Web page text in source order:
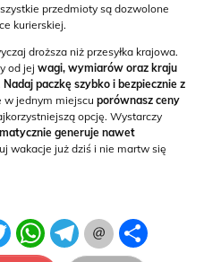
przedmioty są dozwolone
kurierskiej.
droższa niż przesyłka krajowa.
od jej wagi, wymiarów oraz kraju
Nadaj paczkę szybko i bezpiecznie z
w jednym miejscu porównasz ceny
opcję. Wystarczy
generuje nawet
wakacje już dziś i nie martw się
Twitter WhatsAppTelegram